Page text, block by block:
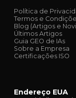
Política de
Termos e
Blog (Artigos e
Últimos Artigos
Guia GEO de IAs
Sobre a Empresa
Certificações ISO
Endereço EUA